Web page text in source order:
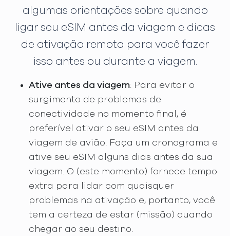
algumas orientações sobre quando
ligar seu eSIM antes da viagem e dicas
de ativação remota para você fazer
isso antes ou durante a viagem.
Ative antes da viagem: Para evitar o
surgimento de problemas de
conectividade no momento final, é
preferível ativar o seu eSIM antes da
viagem de avião. Faça um cronograma e
ative seu eSIM alguns dias antes da sua
viagem. O (este momento) fornece tempo
extra para lidar com quaisquer
problemas na ativação e, portanto, você
tem a certeza de estar (missão) quando
chegar ao seu destino.